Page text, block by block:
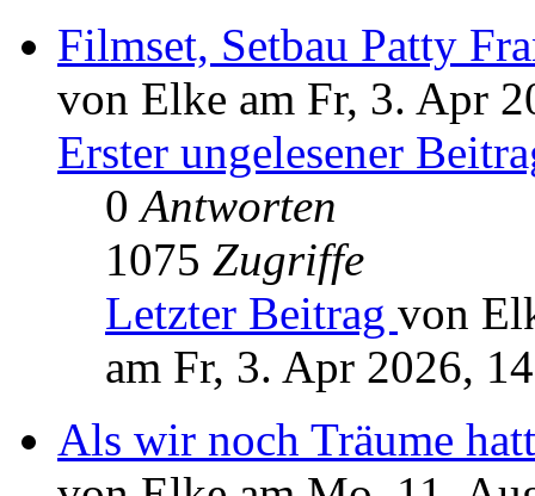
Filmset, Setbau Patty
von Elke am Fr, 3. Apr
Erster ungelesener
0Antworten
1075 Zugriffe
Letzter Beitrag von
am Fr, 3. Apr 2026,
Als wir noch Träume